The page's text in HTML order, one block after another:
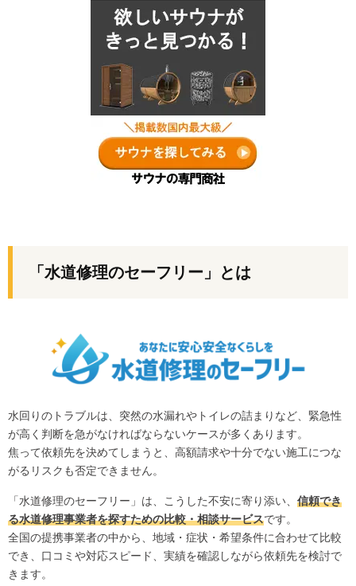
「水道修理のセーフリー」とは
水回りのトラブルは、突然の水漏れやトイレの詰まりなど、緊急性
が高く判断を急がなければならないケースが多くあります。
焦って依頼先を決めてしまうと、高額請求や十分でない施工につな
がるリスクも否定できません。
「水道修理のセーフリー」は、こうした不安に寄り添い、 信頼でき
る水道修理事業者を探すための比較・相談サービスです。
全国の提携事業者の中から、地域・症状・希望条件に合わせて比較
でき、口コミや対応スピード、実績を確認しながら依頼先を検討で
きます。